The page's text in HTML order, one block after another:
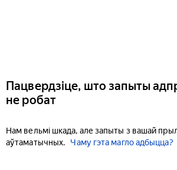
Пацвердзіце, што запыты
не робат
Нам вельмі шкада, але запыты з вашай
аўтаматычных.
Чаму гэта магло адбыцца?